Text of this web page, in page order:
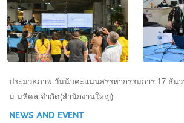
ประมวลภาพ วันนับคะแนนสรรหากรรมการ 17 ธัน
ม.มหิดล จำกัด(สำนักงานใหญ่)
NEWS AND EVENT